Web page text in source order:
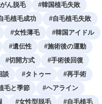
ん脱毛 #韓国植毛失敗
毛植毛成功 #自毛植毛失敗
#女性薄毛 #韓国アイドル
#遺伝性 #施術後の運動
#切開方式 #手術後回復
談 #タトゥー #再手術
毛と季節 #ヘアライン
#女性型脱毛 #自毛植毛